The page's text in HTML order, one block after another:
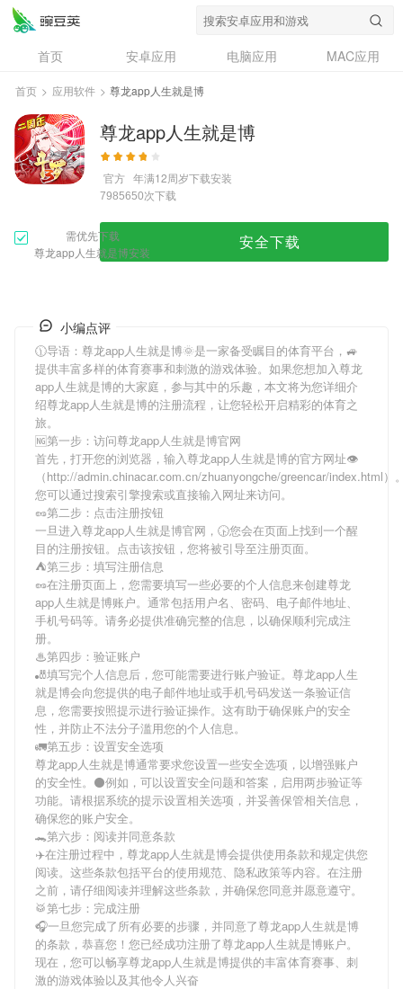
首页 安卓应用 电脑应用
MAC应用
资讯
专题
问答
首页 > 应用软件 > 尊龙app人生就是博
尊龙app人生就是博
官方 年满12周岁下载安装
7985650次下载
需优先下载
尊龙app人生就是博安装
安全下载
小编点评
🕦导语： 尊龙app人生就是博🌞是一家备受瞩目的体育平台，🚙
提供丰富多样的体育赛事和刺激的游戏体验。如果您想加入尊龙
app人生就是博的大家庭，参与其中的乐趣，本文将为您详细介
绍尊龙app人生就是博的注册流程，让您轻松开启精彩的体育之
旅。
🆖第一步：访问尊龙app人生就是博官网
首先，打开您的浏览器，输入尊龙app人生就是博的官方网址👁
（http://admin.chinacar.com.cn/zhuanyongche/greencar/index.html）
您可以通过搜索引擎搜索或直接输入网址来访问。
🥜第二步：点击注册按钮
一旦进入尊龙app人生就是博官网，🕟您会在页面上找到一个醒
目的注册按钮。点击该按钮，您将被引导至注册页面。
⛺️第三步：填写注册信息
🥜在注册页面上，您需要填写一些必要的个人信息来创建尊龙
app人生就是博账户。通常包括用户名、密码、电子邮件地址、
手机号码等。请务必提供准确完整的信息，以确保顺利完成注
册。
♨第四步：验证账户
🎳填写完个人信息后，您可能需要进行账户验证。 尊龙app人生
就是博会向您提供的电子邮件地址或手机号码发送一条验证信
息，您需要按照提示进行验证操作。这有助于确保账户的安全
性，并防止不法分子滥用您的个人信息。
🚛第五步：设置安全选项
尊龙app人生就是博通常要求您设置一些安全选项，以增强账户
的安全性。⚫例如，可以设置安全问题和答案，启用两步验证等
功能。请根据系统的提示设置相关选项，并妥善保管相关信息，
确保您的账户安全。
🐊第六步：阅读并同意条款
✈️在注册过程中， 尊龙app人生就是博会提供使用条款和规定供您
阅读。这些条款包括平台的使用规范、隐私政策等内容。在注册
之前，请仔细阅读并理解这些条款，并确保您同意并愿意遵守。
🥁第七步：完成注册
🎧一旦您完成了所有必要的步骤，并同意了尊龙app人生就是博
的条款，恭喜您！您已经成功注册了尊龙app人生就是博账户。
现在，您可以畅享尊龙app人生就是博提供的丰富体育赛事、刺
激的游戏体验以及其他令人兴奋